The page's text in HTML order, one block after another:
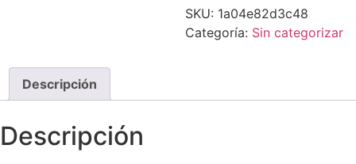
SKU: 1a04e82d3c48
Categoría: Sin categorizar
Descripción
Descripción